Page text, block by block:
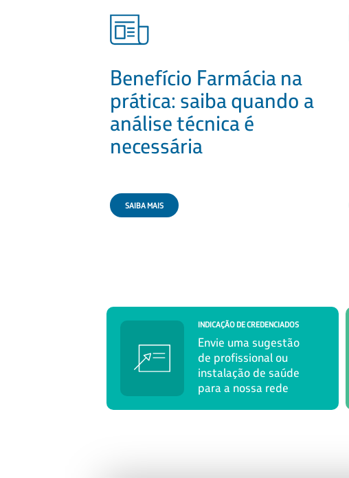
Benefício Farmácia na
prática: saiba quando a
análise técnica é
necessária
SAIBA MAIS
INDICAÇÃO DE CREDENCIADOS
Envie uma sugestão
de profissional ou
instalação de saúde
para a nossa rede